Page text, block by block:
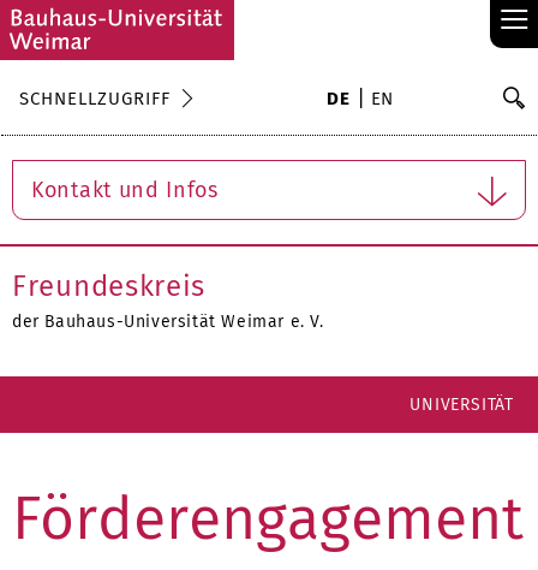
≡
SCHNELLZUGRIFF DE EN
Kontakt und Infos
Freundeskreis
der Bauhaus-Universität Weimar e. V.
UNIVERSITÄT
Förderengagement